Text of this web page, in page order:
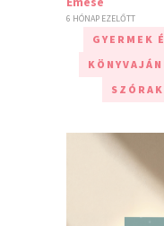
6 HÓNAP EZELŐTT
GYERMEK